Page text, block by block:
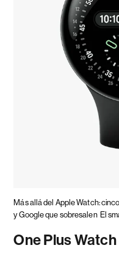
Más allá del Apple Watch:
y Google que sobresalen El
One Plus Watch